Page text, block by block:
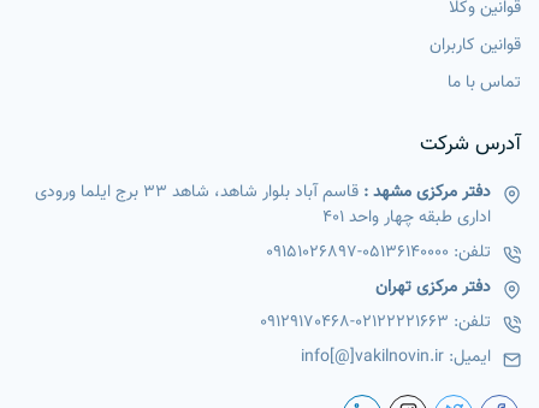
قوانین وکلا
قوانین کاربران
تماس با ما
آدرس شرکت
دفتر مرکزی مشهد :
قاسم آباد بلوار شاهد، شاهد 33 برج ایلما ورودی
اداری طبقه چهار واحد 401
تلفن: 05136140000
-
09151026897
دفتر مرکزی تهران
تلفن: 02122221663
-
09129170468
ایمیل: info[@]vakilnovin.ir